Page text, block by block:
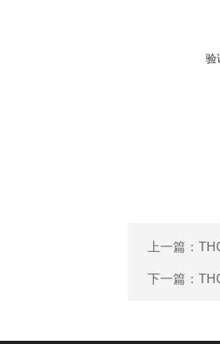
验
上一篇：
下一篇：